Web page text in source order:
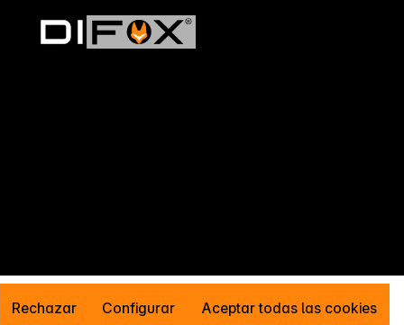
Rechazar Configurar Aceptar todas las cookies